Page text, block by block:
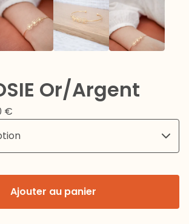
Or/Argent
€
Ajouter au panier